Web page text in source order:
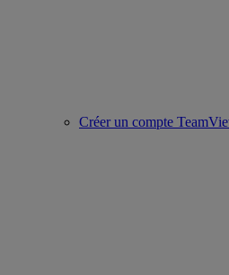
Créer un compte